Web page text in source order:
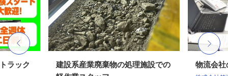
ラック
建設系産業廃棄物の処理施設での
物流会社